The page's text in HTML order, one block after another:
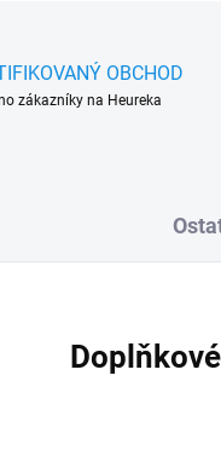
OBCHOD
zákazníky na Heureka